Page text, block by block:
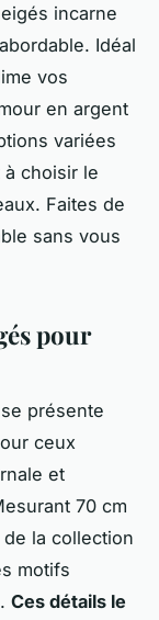
incarne
Idéal
vos
en argent
variées
choisir le
Faites de
sans vous
pour
présente
ceux
et
70 cm
la collection
motifs
Ces détails le